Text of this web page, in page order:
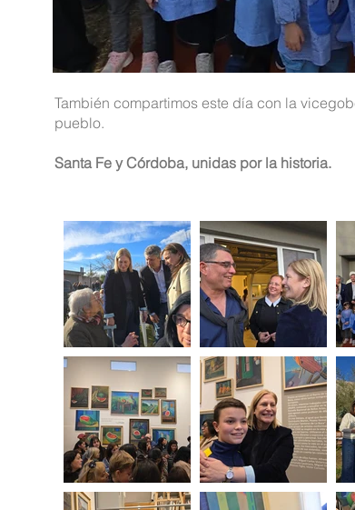
También compartimos este día con la
pueblo.
Santa Fe y Córdoba, unidas por la historia.